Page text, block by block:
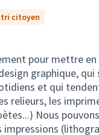
tri citoyen
pour mettre
graphique,
et qui
relieurs, les
Nous